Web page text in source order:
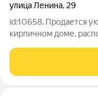
улица Ленина, 29
id:10658. Продается
кирпичном доме,
на гору Машук. Общая
квадратных метров.